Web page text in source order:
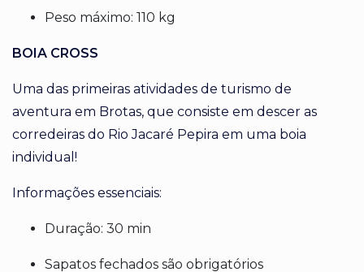
Peso máximo: 110 kg
BOIA CROSS
Uma das primeiras atividades de turismo de
aventura em Brotas, que consiste em descer as
corredeiras do Rio Jacaré Pepira em uma boia
individual!
Informações essenciais:
Duração: 30 min
Sapatos fechados são obrigatórios